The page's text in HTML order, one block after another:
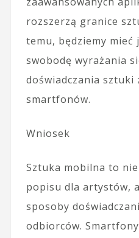
rozszerzą granice
temu, będziemy mieć
swobodę wyrażania
doświadczania sztuki
smartfonów.
Wniosek
Sztuka mobilna to
popisu dla artystów,
sposoby
odbiorców.